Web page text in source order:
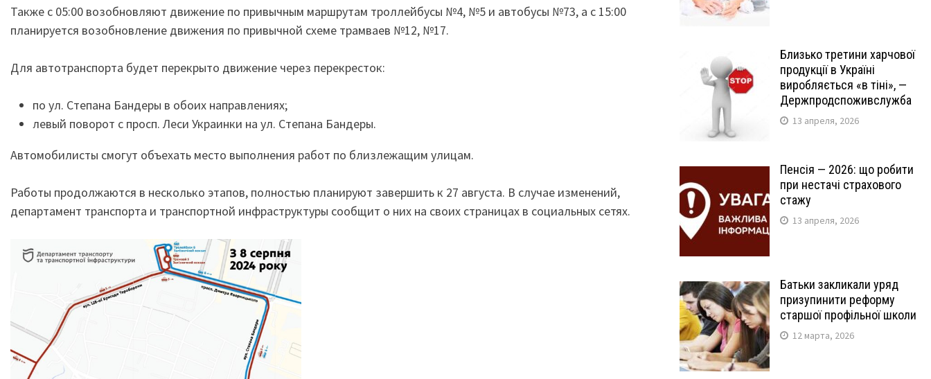
Также с 05:00 возобновляют движение по привычным маршрутам троллейбусы №4, №5 и автобусы №73, а с 15:00
планируется возобновление движения по привычной схеме трамваев №12, №17.
Для автотранспорта будет перекрыто движение через перекресток:
по ул. Степана Бандеры в обоих направлениях;
левый поворот с просп. Леси Украинки на ул. Степана Бандеры.
Автомобилисты смогут объехать место выполнения работ по близлежащим улицам.
Работы продолжаются в несколько этапов, полностью планируют завершить к 27 августа. В случае изменений,
департамент транспорта и транспортной инфраструктуры сообщит о них на своих страницах в социальных сетях.
Близько третини харчової
продукції в Україні
виробляється «в тіні», —
Держпродспоживслужба
13 апреля, 2026
Пенсія — 2026: що робити
при нестачі страхового
стажу
13 апреля, 2026
Батьки закликали уряд
призупинити реформу
старшої профільної школи
12 марта, 2026